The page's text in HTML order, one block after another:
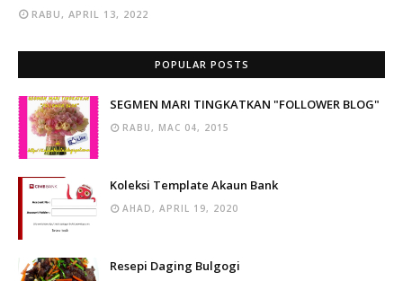
RABU, APRIL 13, 2022
POPULAR POSTS
SEGMEN MARI TINGKATKAN "FOLLOWER BLOG"
RABU, MAC 04, 2015
Koleksi Template Akaun Bank
AHAD, APRIL 19, 2020
Resepi Daging Bulgogi